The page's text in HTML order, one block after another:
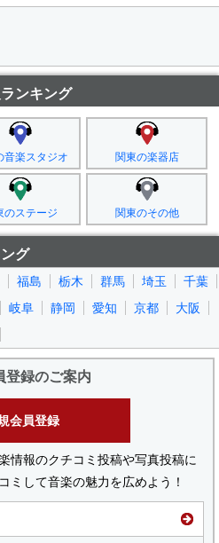
ンキング
音楽スタジオ 関東の楽器店
のステージ 関東のその他
グ
福島 栃木 群馬 埼玉
千葉
岐阜 静岡 愛知 京都
大阪
登録のご案内
会員登録
情報のクチコミ投稿や写真投稿に
ミして音楽の魅力を広めよう！